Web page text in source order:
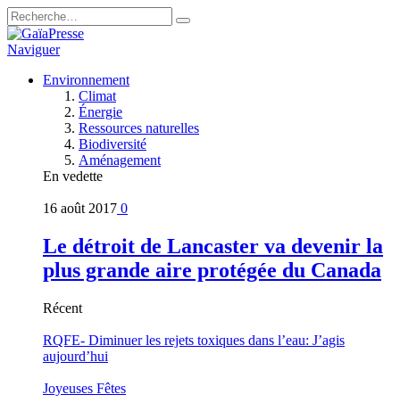
Naviguer
Environnement
Climat
Énergie
Ressources naturelles
Biodiversité
Aménagement
En vedette
16 août 2017 0
Le détroit de Lancaster va devenir la
plus grande aire protégée du Canada
Récent
RQFE- Diminuer les rejets toxiques dans l’eau: J’agis
aujourd’hui
Joyeuses Fêtes